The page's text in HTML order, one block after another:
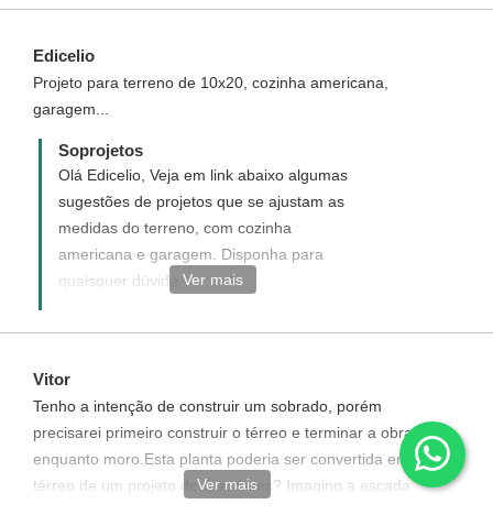
atendimento@soprojetos.com.br com
medidas de frente e fundo do terreno, para
que seja analisado por um de nossos
arquitetos
Edicelio
Projeto para terreno de 10x20, cozinha americana,
garagem...
Soprojetos
Olá Edicelio, Veja em link abaixo algumas
sugestões de projetos que se ajustam as
medidas do terreno, com cozinha
americana e garagem. Disponha para
quaisquer dúvida
projetos/terreos_cozinha-
utf8=✓&frente=10&fundo=20&commit=Buscar
Ver mais
Vitor
Tenho a intenção de construir um sobrado, porém
precisarei primeiro construir o térreo e terminar a obra
enquanto moro.Esta planta poderia ser convertida em
térreo de um projeto de 2 andares? Imagino a escada
Ver mais